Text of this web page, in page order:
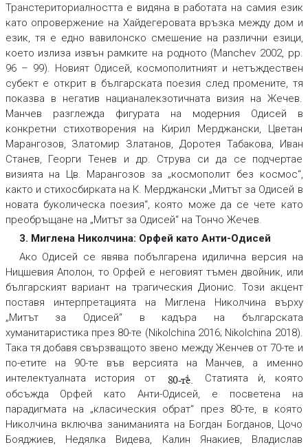
Транстериториалността е видяна в работата на самия език
като опровержение на Хайдегеровата връзка между дом и
език, тя е едно вавилонско смешение на различни езици,
което излиза извън рамките на родното (Manchev 2002, pp.
96 – 99). Новият Одисей, космополитният и нетъждествен
субект е открит в българската поезия след промените, тя
показва в негатив нацианалекзотичната визия на Жечев.
Манчев разглежда фигурата на модерния Одисей в
конкретни стихотворения на Кирил Мерджански, Цветан
Марангозов, Златомир Златанов, Доротея Табакова, Иван
Станев, Георги Тенев и др. Струва си да се подчертае
визията на Цв. Марангозов за „космополит без космос“,
както и стихосбирката на К. Мерджански „Митът за Одисей в
новата буколическа поезия“, която може да се чете като
преобръщане на „Митът за Одисей“ на Тончо Жечев.
3. Миглена Николчина: Орфей като Анти-Одисей
Ако Одисей се явява побългарена идилична версия на
Ницшевия Аполон, то Орфей е неговият тъмен двойник, или
българският вариант на трагическия Дионис. Този акцент
поставя интерпретацията на Миглена Николчина върху
„Митът за Одисей“ в кадъра на българската
хуманитаристика през 80-те (Nikolchina 2016; Nikolchina 2018).
Така тя добавя свързващото звено между Женчев от 70-те и
по-етите на 90-те във версията на Манчев, а именно
интелектуалната история от
80-те.
4
Статията ѝ, която
обсъжда Орфей като Анти-Одисей, е посветена на
парадигмата на „класическия обрат“ през 80-те, в която
Николчина включва заниманията на Богдан Богданов, Цочо
Бояджиев, Недялка Видева, Калин Янакиев, Владислав